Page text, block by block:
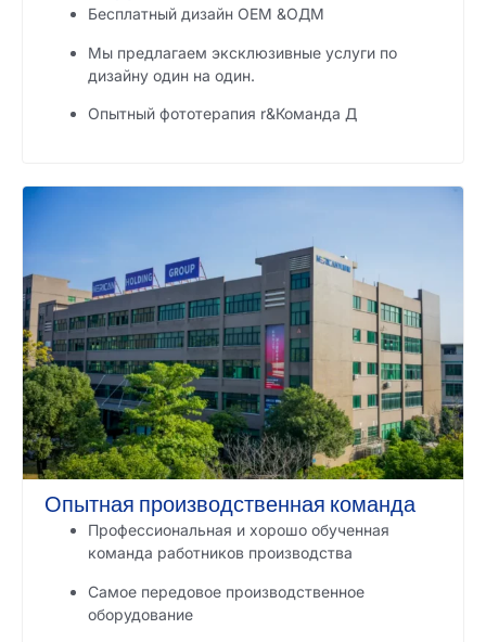
Бесплатный дизайн OEM &ОДМ
Мы предлагаем эксклюзивные услуги по
дизайну один на один.
Опытный фототерапия r&Команда Д
Опытная производственная команда
Профессиональная и хорошо обученная
команда работников производства
Самое передовое производственное
оборудование